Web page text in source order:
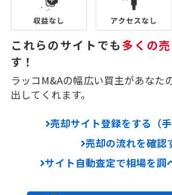
これらのサイトでも多くの
す！
ラッコM&Aの幅広い買主があなた
出してくれます。
売却サイト登録をする（手
売却の流れを確認
サイト自動査定で相場を調